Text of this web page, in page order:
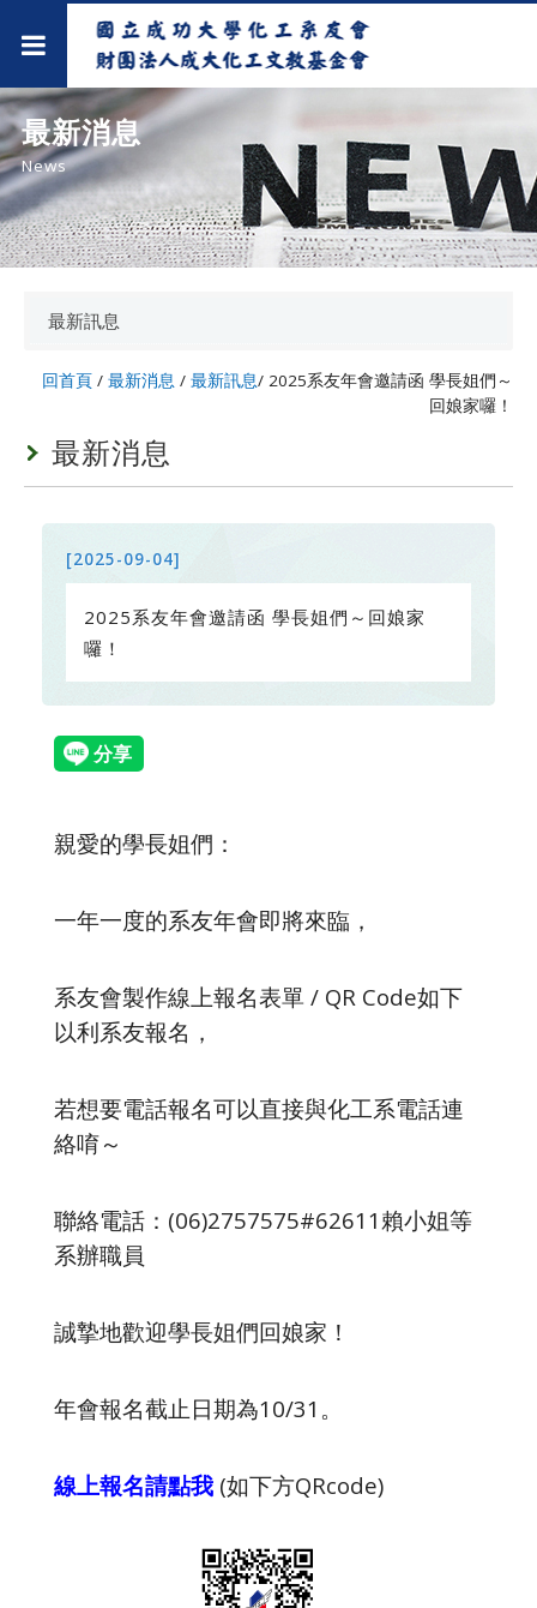
最新消息
News
最新訊息
回首頁 / 最新消息 / 最新訊息/ 2025系友年會邀請函 學長姐們～
回娘家囉！
最新消息
[2025-09-04]
2025系友年會邀請函 學長姐們～回娘家
囉！
親愛的學長姐們：
一年一度的系友年會即將來臨，
系友會製作線上報名表單 / QR Code如下
以利系友報名，
若想要電話報名可以直接與化工系電話連
絡唷～
聯絡電話：(06)2757575#62611賴小姐等
系辦職員
誠摯地歡迎學長姐們回娘家！
年會報名截止日期為10/31。
線上報名請點我 (如下方QRcode)